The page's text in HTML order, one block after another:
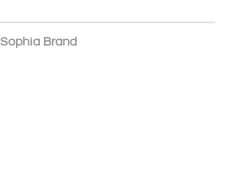
Sophia Brand